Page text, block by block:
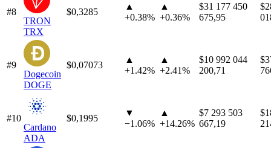
#8
TRON
TRX
$0,3285
▲
+0.38%
▲
+0.36%
$31 177 450
675,95
#9
Dogecoin
DOGE
$0,07073
▲
+1.42%
▲
+2.41%
$10 992 044
200,71
#10
Cardano
ADA
$0,1995
▼
−1.06%
▲
+14.26%
$7 293 503
667,19